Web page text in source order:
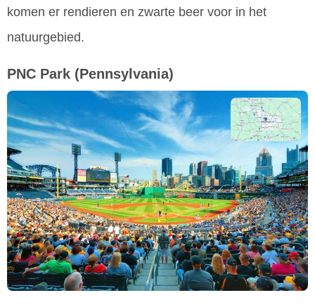
komen er rendieren en zwarte beer voor in het
natuurgebied.
PNC Park (Pennsylvania)